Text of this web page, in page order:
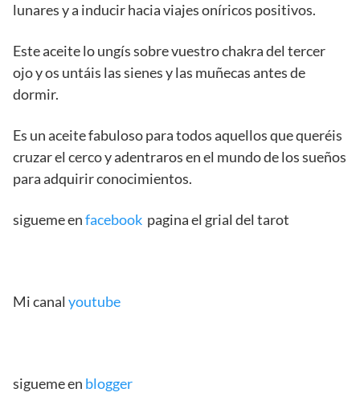
lunares y a inducir hacia viajes oníricos positivos.
Este aceite lo ungís sobre vuestro chakra del tercer
ojo y os untáis las sienes y las muñecas antes de
dormir.
Es un aceite fabuloso para todos aquellos que queréis
cruzar el cerco y adentraros en el mundo de los sueños
para adquirir conocimientos.
sigueme enfacebook pagina el grial del tarot
Mi canal youtube
sigueme en blogger